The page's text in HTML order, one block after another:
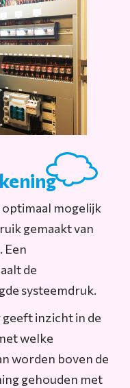
mogelijk
gemaakt van
Een
de
systeemdruk.
inzicht in de
welke
worden boven de
gehouden met